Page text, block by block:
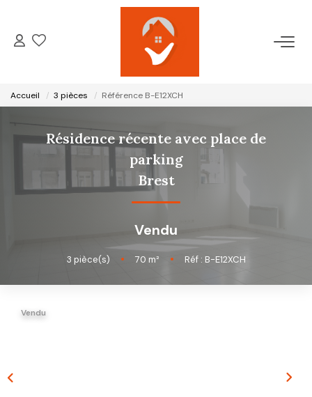
ACCUEIL
NOTRE AGENCE
VENTES
LOCATIONS
GESTION LOCATIVE
Accueil 3 pièces Référence B-E12XCH
Résidence récente avec place de
parking
Brest
Vendu
3 pièce(s) • 70 m² • Réf : B-E12XCH
Vendu